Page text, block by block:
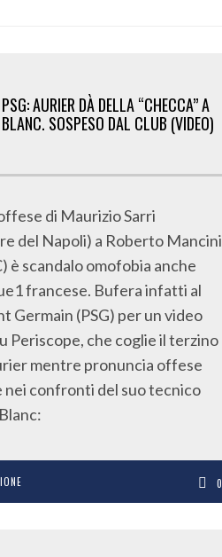
PSG: AURIER DÀ DELLA “CHECCA” A
BLANC. SOSPESO DAL CLUB (VIDEO)
di Maurizio Sarri
del Napoli) a Roberto Mancini
è scandalo omofobia anche
francese. Bufera infatti al
Germain (PSG) per un video
Periscope, che coglie il terzino
mentre pronuncia offese
nei confronti del suo tecnico
0